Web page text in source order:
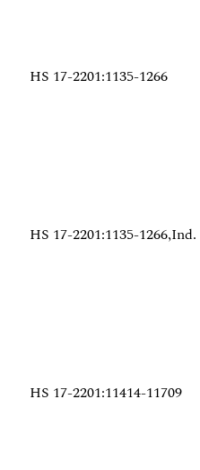
HS 17-2201:1135-1266
HS 17-2201:1135-1266,Ind.
HS 17-2201:11414-11709